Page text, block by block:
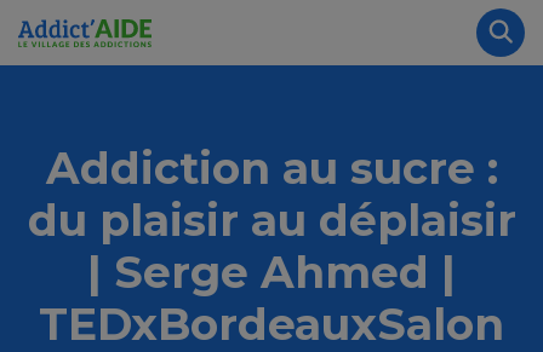
Aller au contenu principal
Addiction au sucre :
du plaisir au déplaisir
| Serge Ahmed |
TEDxBordeauxSalon
Panneau de gestion des cookies